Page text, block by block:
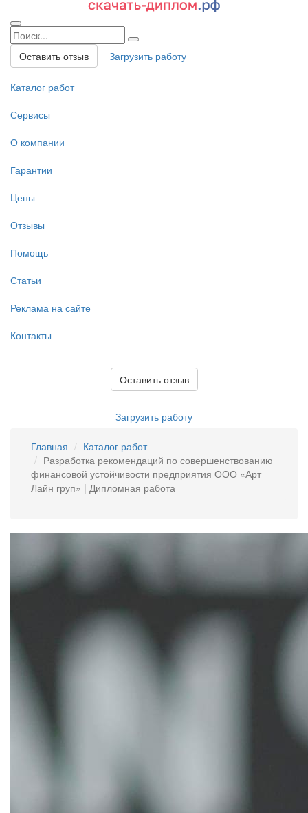
Оставить отзыв Загрузить работу
Каталог работ
Сервисы
О компании
Гарантии
Цены
Отзывы
Помощь
Статьи
Реклама на сайте
Контакты
Оставить отзыв
Загрузить работу
Главная
Каталог работ
Разработка рекомендаций по совершенствованию
финансовой устойчивости предприятия ООО «Арт
Лайн груп» | Дипломная работа